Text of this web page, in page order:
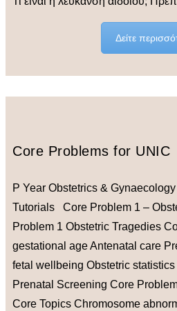
Δείτε
Core Problems for UNIC
P Year Obstetrics &
Tutorials Core Problem 1 –
Problem 1 Obstetric Tragedies
gestational age Antenatal care
fetal wellbeing Obstetric
Prenatal Screening Core
Core Topics Chromosome